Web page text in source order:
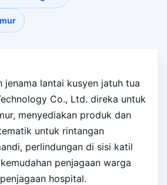
jenama lantai kusyen jatuh tua
Co., Ltd. direka untuk
menyediakan produk dan
untuk rintangan
perlindungan di sisi katil
penjagaan warga
hospital.